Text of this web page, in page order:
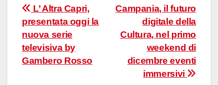
Navigazione
articoli
Campania, il futuro
digitale della
Cultura, nel primo
weekend di
dicembre eventi
immersivi
L’ Altra Capri,
presentata oggi la
nuova serie
televisiva by
Gambero Rosso